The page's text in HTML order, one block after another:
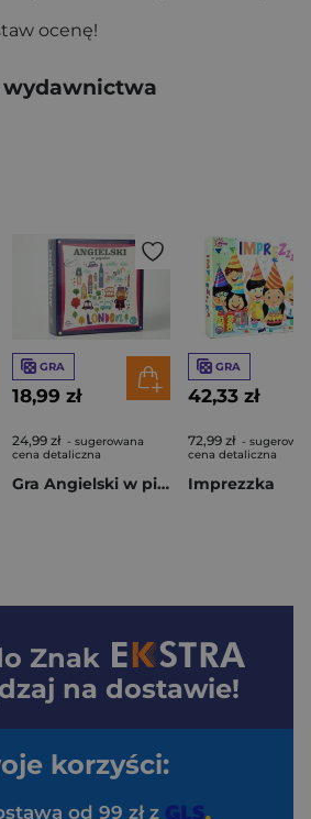
ocenę!
wydawnictwa
GRA
18,99 zł
24,99 zł - sugerowana
cena detaliczna
Gra Angielski w pigułce
GRA
42,33 zł
72,99 zł -
cena detaliczna
Imprezzka
Znak
na dostawie!
korzyści:
od 99 zł z